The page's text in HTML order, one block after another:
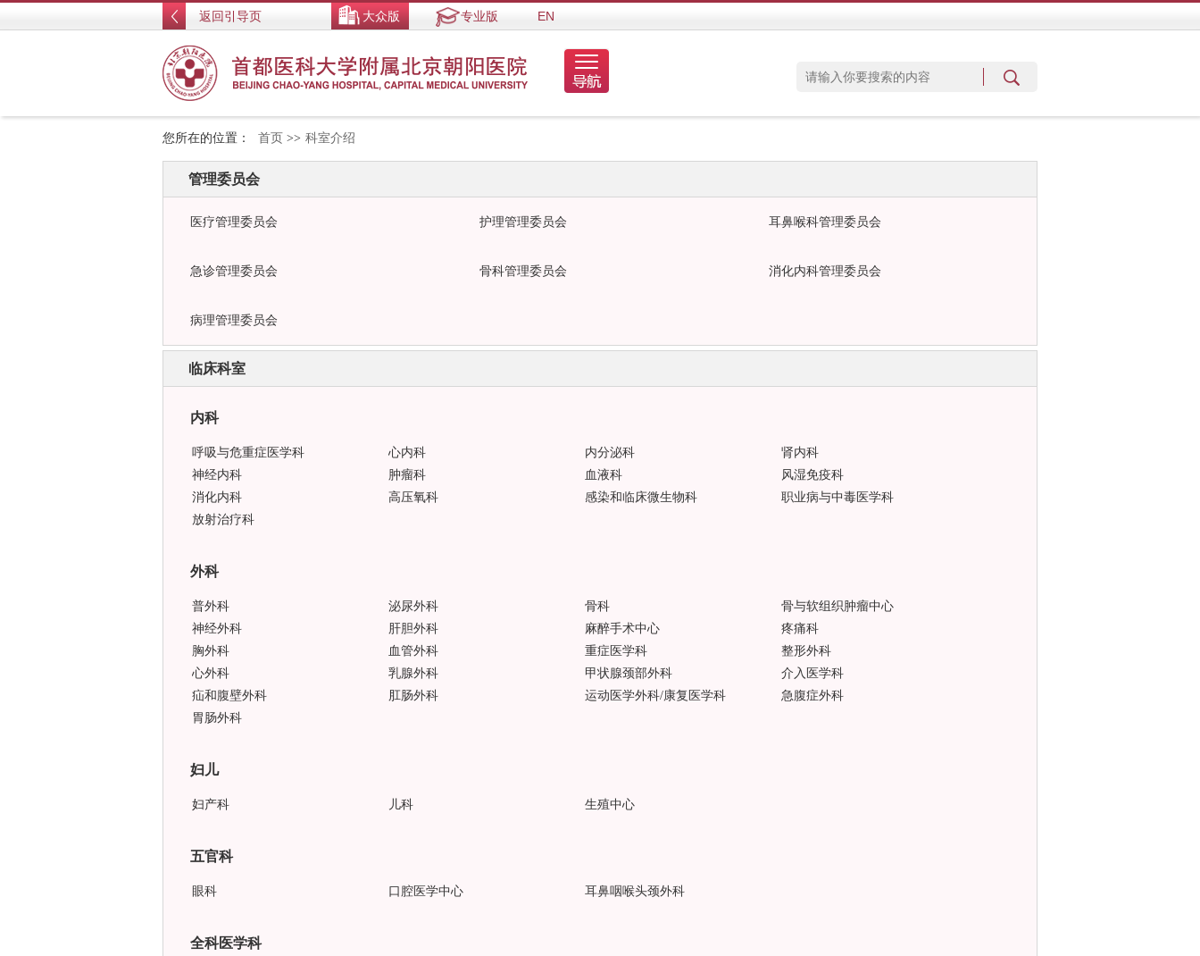
返回引导页 大众版 专业版 EN
您所在的位置： 首页 >> 科室介绍
管理委员会
医疗管理委员会 护理管理委员会 耳鼻喉科管理委员会
急诊管理委员会 骨科管理委员会 消化内科管理委员会
病理管理委员会
临床科室
内科
呼吸与危重症医学科 心内科 内分泌科
肾内科
神经内科
肿瘤科 血液科
风湿免疫科
消化内科
高压氧科 感染和临床微生物科
职业病与中毒医学科
放射治疗科
外科
普外科 泌尿外科 骨科
骨与软组织肿瘤中心
神经外科
肝胆外科 麻醉手术中心
疼痛科
胸外科
血管外科 重症医学科
整形外科
心外科
乳腺外科 甲状腺颈部外科
介入医学科
疝和腹壁外科
肛肠外科 运动医学外科/康复医学科
急腹症外科
胃肠外科
妇儿
妇产科 儿科 生殖中心
五官科
眼科 口腔医学中心 耳鼻咽喉头颈外科
全科医学科